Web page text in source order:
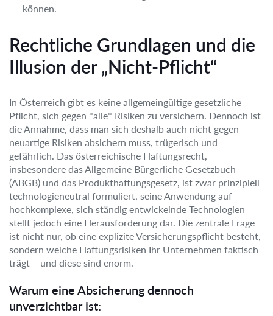
können.
Rechtliche Grundlagen und die
Illusion der „Nicht-Pflicht“
In Österreich gibt es keine allgemeingültige gesetzliche
Pflicht, sich gegen *alle* Risiken zu versichern. Dennoch ist
die Annahme, dass man sich deshalb auch nicht gegen
neuartige Risiken absichern muss, trügerisch und
gefährlich. Das österreichische Haftungsrecht,
insbesondere das Allgemeine Bürgerliche Gesetzbuch
(ABGB) und das Produkthaftungsgesetz, ist zwar prinzipiell
technologieneutral formuliert, seine Anwendung auf
hochkomplexe, sich ständig entwickelnde Technologien
stellt jedoch eine Herausforderung dar. Die zentrale Frage
ist nicht nur, ob eine explizite Versicherungspflicht besteht,
sondern welche Haftungsrisiken Ihr Unternehmen faktisch
trägt – und diese sind enorm.
Warum eine Absicherung dennoch
unverzichtbar ist: